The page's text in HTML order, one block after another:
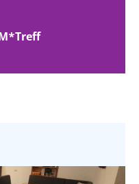
M*Treff